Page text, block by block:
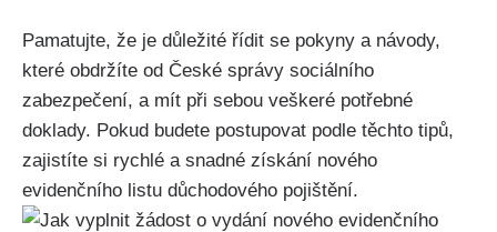
Pamatujte, že je důležité řídit se pokyny a návody,
které obdržíte od České správy sociálního
zabezpečení, a mít při sebou veškeré potřebné
doklady. Pokud budete postupovat podle těchto tipů,
zajistíte si rychlé a snadné získání nového
evidenčního listu důchodového pojištění.